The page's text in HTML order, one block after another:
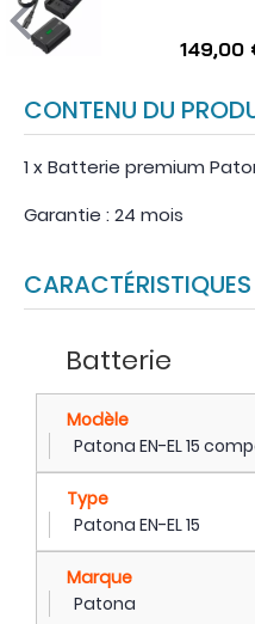
149,00
CONTENU DU
1 x Batterie premium
Garantie : 24 mois
CARACTÉRISTIQUES
Batterie
Modèle
Patona EN-EL 15
Type
Patona EN-EL 15
Marque
Patona